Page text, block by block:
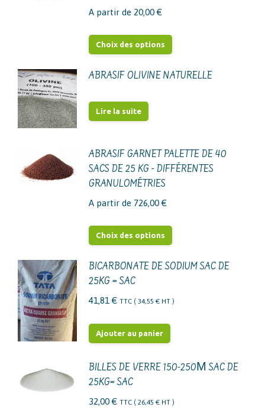
A partir de 20,00 €
Choix des options
a
peuvent
être
produit
ABRASIF OLIVINE NATURELLE
Lire la suite
ABRASIF GARNET PALETTE DE 40
SACS DE 25 KG - DIFFÉRENTES
GRANULOMÉTRIES
A partir de 726,00 €
Choix des options
a
variations.
la
BICARBONATE DE SODIUM SAC DE
25KG = SAC
41,81 € TTC ( 34,55 € HT )
Ajouter au panier
BILLES DE VERRE 150-250Μ SAC DE
25KG= SAC
32,00 € TTC ( 26,45 € HT )